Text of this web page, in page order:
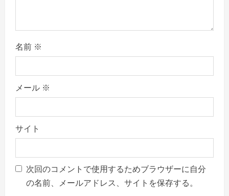
名前 ※
メール ※
サイト
次回のコメントで使用するためブラウザーに自分
の名前、メールアドレス、サイトを保存する。